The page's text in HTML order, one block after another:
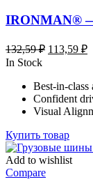
IRONMAN®
132,59₽
132,59 ₽.
113,59 ₽
In Stock
Best-in-class
Confident
Visual
Купить товар
Add to wishlist
Compare